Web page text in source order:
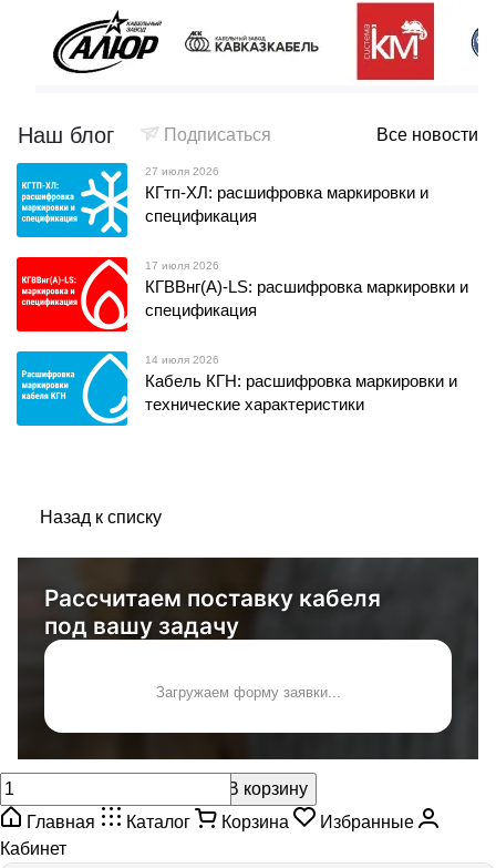
Наш блог Подписаться Все новости
27 июля 2026
КГтп-ХЛ: расшифровка маркировки и
спецификация
17 июля 2026
КГВВнг(А)-LS: расшифровка маркировки и
спецификация
14 июля 2026
Кабель КГН: расшифровка маркировки и
технические характеристики
Назад к списку
Рассчитаем поставку кабеля
под вашу задачу
Загружаем форму заявки...
В корзину
Главная
Каталог Корзина
Избранные
Кабинет